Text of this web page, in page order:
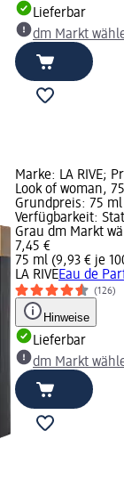
Lieferbar
dm Markt
Marke: LA RIVE;
Look of woman,
Grundpreis: 75
Verfügbarkeit:
Grau dm Markt
7,45 €
75 ml (9,93 € je
LA RIVEEau de
(126)
Hinweise
Lieferbar
dm Markt